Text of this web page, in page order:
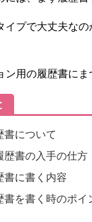
イプで大丈夫な
ン用の履歴書に
書について
歴書の入手の仕方
書に書く内容
を書く時のポイ